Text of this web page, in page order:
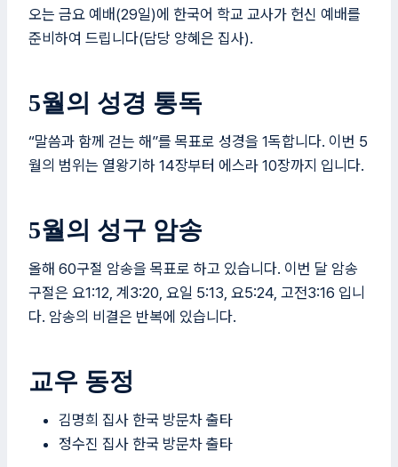
오는 금요 예배(29일)에 한국어 학교 교사가 헌신 예배를
준비하여 드립니다(담당 양혜은 집사).
5월의 성경 통독
“말씀과 함께 걷는 해”를 목표로 성경을 1독합니다. 이번 5
월의 범위는 열왕기하 14장부터 에스라 10장까지 입니다.
5월의 성구 암송
올해 60구절 암송을 목표로 하고 있습니다. 이번 달 암송
구절은 요1:12, 계3:20, 요일 5:13, 요5:24, 고전3:16 입니
다. 암송의 비결은 반복에 있습니다.
교우 동정
김명희 집사 한국 방문차 출타
정수진 집사 한국 방문차 출타